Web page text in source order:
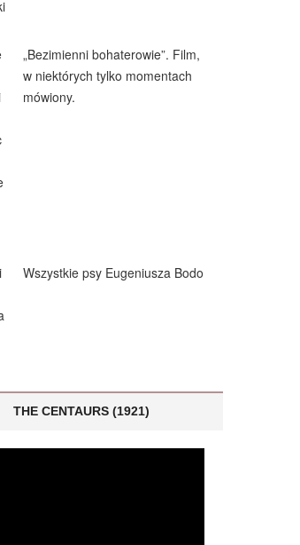
„Bezimienni bohaterowie”. Film,
w niektórych tylko momentach
mówiony.
Wszystkie psy Eugeniusza Bodo
THE CENTAURS (1921)